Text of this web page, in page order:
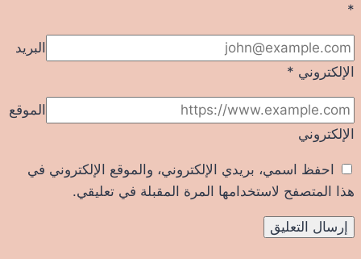
*
البريد
الإلكتروني *
الموقع
الإلكتروني
احفظ اسمي، بريدي الإلكتروني، والموقع الإلكتروني في
هذا المتصفح لاستخدامها المرة المقبلة في تعليقي.